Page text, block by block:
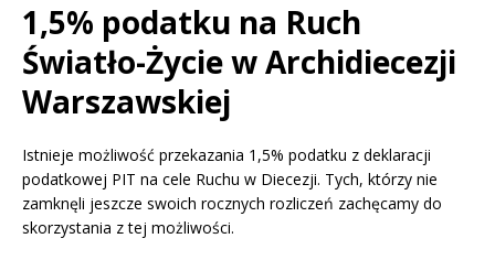
1,5% podatku na Ruch
Światło-Życie w Archidiecezji
Warszawskiej
Istnieje możliwość przekazania 1,5% podatku z deklaracji
podatkowej PIT na cele Ruchu w Diecezji. Tych, którzy nie
zamknęli jeszcze swoich rocznych rozliczeń zachęcamy do
skorzystania z tej możliwości.